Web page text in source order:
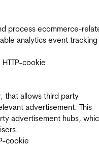
process ecommerce-
analytics event tracking
HTTP-cookie
that allows third party
advertisement. This
advertisement hubs,
cookie